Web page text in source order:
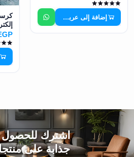
إضافة إلى عربة التسوق
اشترك
جذابة على